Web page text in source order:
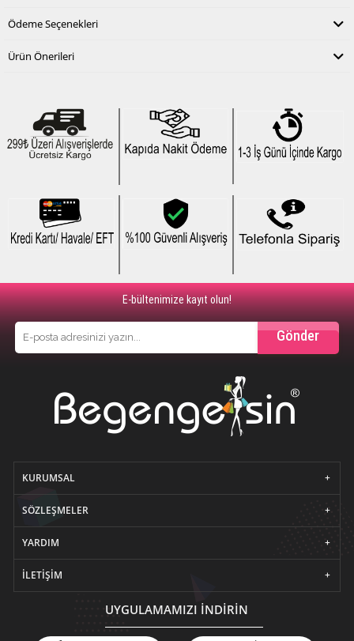
Ödeme Seçenekleri
Ürün Önerileri
E-bültenimize kayıt olun!
Gönder
KURUMSAL
SÖZLEŞMELER
YARDIM
İLETIŞIM
UYGULAMAMIZI İNDİRİN